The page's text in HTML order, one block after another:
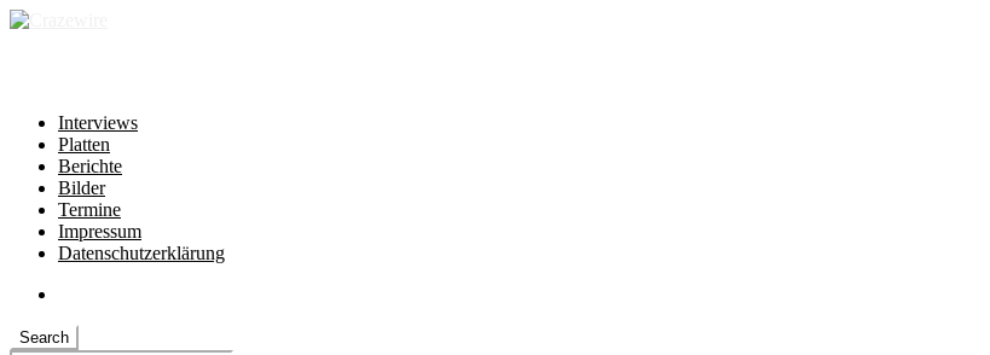
Interviews
Platten
Berichte
Bilder
Termine
Impressum
Datenschutzerklärung